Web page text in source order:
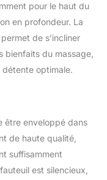
confort
design
de vie,
des
Il
d'insérer le
la base, et
pour le haut du
en profondeur. La
de s’incliner
du massage,
optimale.
être enveloppé dans
de haute qualité,
suffisamment
est silencieux,